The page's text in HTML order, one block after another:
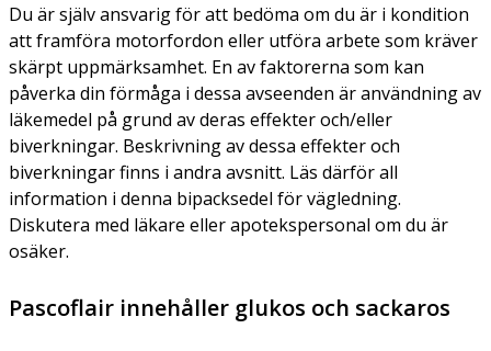
Du är själv ansvarig för att bedöma om du är i kondition
att framföra motorfordon eller utföra arbete som kräver
skärpt uppmärksamhet. En av faktorerna som kan
påverka din förmåga i dessa avseenden är användning av
läkemedel på grund av deras effekter och/eller
biverkningar. Beskrivning av dessa effekter och
biverkningar finns i andra avsnitt. Läs därför all
information i denna bipacksedel för vägledning.
Diskutera med läkare eller apotekspersonal om du är
osäker.
Pascoflair innehåller glukos och sackaros